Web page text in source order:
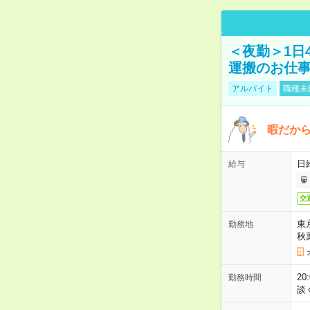
＜夜勤＞1
運搬のお仕
アルバイト 職種未
暇だか
給与 日
交
勤務地
東
秋
勤務時間
談